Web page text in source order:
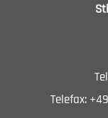
Telefax: